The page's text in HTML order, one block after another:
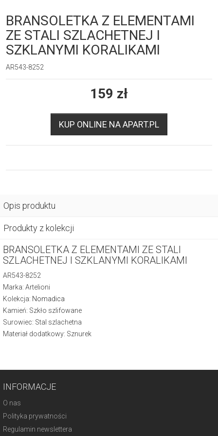
BRANSOLETKA Z ELEMENTAMI
ZE STALI SZLACHETNEJ I
SZKLANYMI KORALIKAMI
AR543-8252
159 zł
KUP ONLINE NA APART.PL
Opis produktu
Produkty z kolekcji
BRANSOLETKA Z ELEMENTAMI ZE STALI
SZLACHETNEJ I SZKLANYMI KORALIKAMI
AR543-8252
Marka: Artelioni
Kolekcja: Nomadica
Kamień: Szkło szlifowane
Surowiec: Stal szlachetna
Materiał dodatkowy: Sznurek
INFORMACJE
O nas
Polityka prywatności
Regulamin newslettera